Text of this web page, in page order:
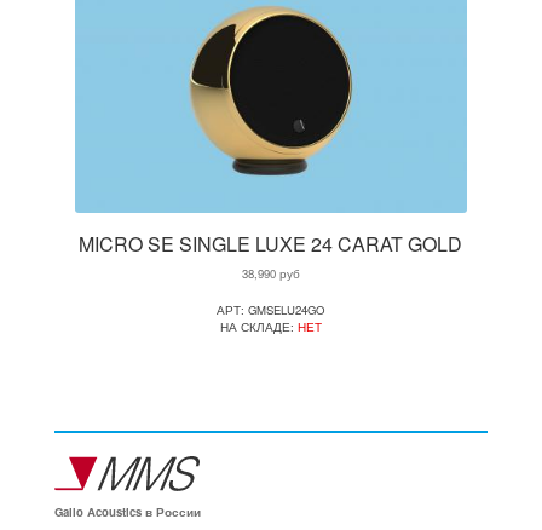
MICRO SE SINGLE LUXE 24 CARAT GOLD
38,990руб
АРТ: GMSELU24GO
НА СКЛАДЕ: НЕТ
Gallo Acoustics в России